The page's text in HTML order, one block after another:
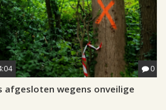
0
afgesloten wegens onveilige